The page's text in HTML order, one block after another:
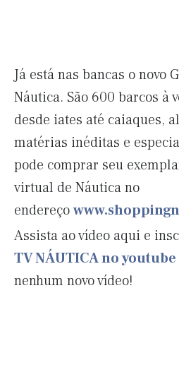
Já está nas bancas o novo
Náutica. São 600 barcos à
desde iates até caiaques,
matérias inéditas e
pode comprar seu
virtual de Náutica no
endereço
Assista ao vídeo aqui e
TV NÁUTICA no youtube
nenhum novo vídeo!